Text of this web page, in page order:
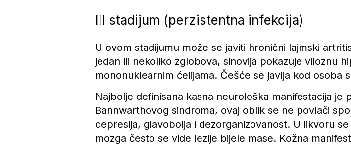
III stadijum (perzistentna infekcija)
U ovom stadijumu može se javiti hronični lajmski
jedan ili nekoliko zglobova, sinovija pokazuje viloznu
mononuklearnim ćelijama. Češće se javlja kod osoba
Najbolje definisana kasna neurološka manifestacija je
Bannwarthovog sindroma, ovaj oblik se ne povlači
depresija, glavobolja i dezorganizovanost. U likvoru
mozga često se vide lezije bijele mase. Kožna